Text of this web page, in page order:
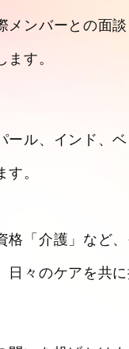
メンバーとの面
す。
ール、インド、
。
「介護」など
々のケアを共に